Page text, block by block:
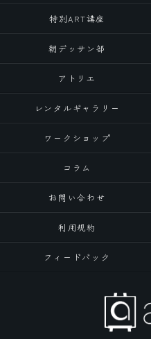
特別ART講座
朝デッサン部
アトリエ
レンタルギャラリー
ワークショップ
コラム
お問い合わせ
利用規約
フィードバック